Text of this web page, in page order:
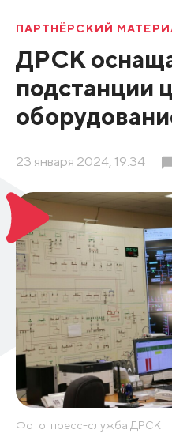
ПАРТНЁРСКИЙ
ДРСК
подстанции
23 января 2024, 19:34
Фото: пресс-служба ДРСК